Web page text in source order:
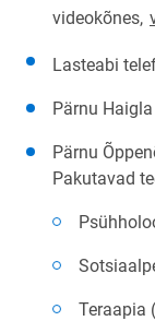
videokõnes,
Lasteabi
Pärnu
Pärnu
Pakutavad
Teraapia